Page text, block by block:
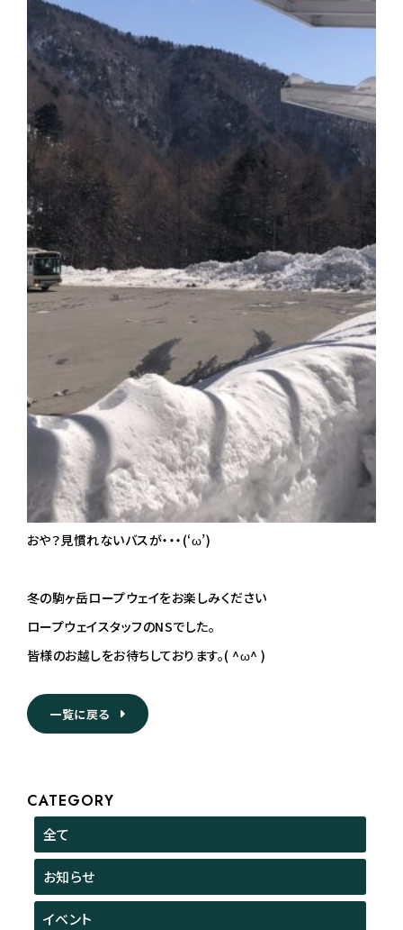
おや？見慣れないバスが・・・(‘ω’)
冬の駒ヶ岳ロープウェイをお楽しみください
ロープウェイスタッフのNSでした。
皆様のお越しをお待ちしております。( ^ω^ )
一覧に戻る
CATEGORY
全て
お知らせ
イベント